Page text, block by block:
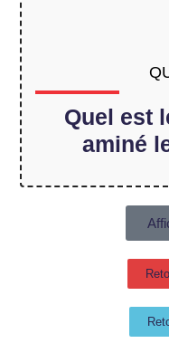
Quel est
aminé